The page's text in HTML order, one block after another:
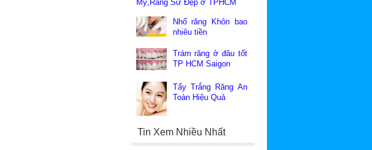
Mỹ,Răng Sứ Đẹp ở TPHCM
Nhổ răng Khôn bao
nhiêu tiền
Trám răng ở đâu tốt
TP HCM Saigon
Tẩy Trắng Răng An
Toàn Hiệu Quả
Tin Xem Nhiều Nhất